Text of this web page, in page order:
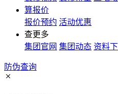
算报价
报价预约 活动优惠
查更多
集团官网 集团动态 资料
防伪查询